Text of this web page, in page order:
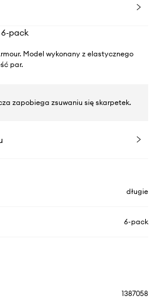
6-pack
Model wykonany z elastycznego
par.
zapobiega zsuwaniu się skarpetek.
długie
6-pack
1387058